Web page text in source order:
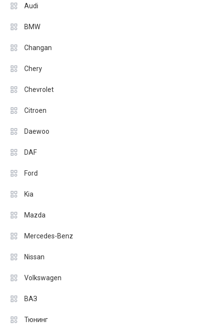
Audi
BMW
Changan
Chery
Chevrolet
Citroen
Daewoo
DAF
Ford
Kia
Mazda
Mercedes-Benz
Nissan
Volkswagen
ВАЗ
Тюнинг